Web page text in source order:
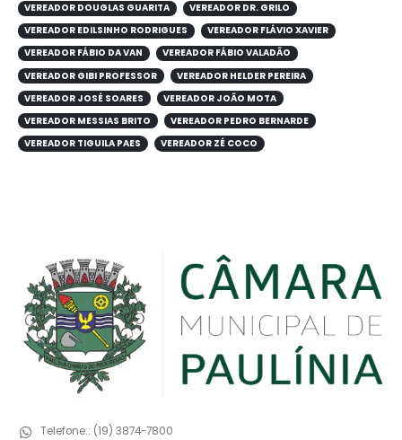
VEREADOR DOUGLAS GUARITA
VEREADOR DR. GRILO
VEREADOR EDILSINHO RODRIGUES
VEREADOR FLÁVIO XAVIER
VEREADOR FÁBIO DA VAN
VEREADOR FÁBIO VALADÃO
VEREADOR GIBI PROFESSOR
VEREADOR HELDER PEREIRA
VEREADOR JOSÉ SOARES
VEREADOR JOÃO MOTA
VEREADOR MESSIAS BRITO
VEREADOR PEDRO BERNARDE
VEREADOR TIGUILA PAES
VEREADOR ZÉ COCO
Telefone:: (19) 3874-7800